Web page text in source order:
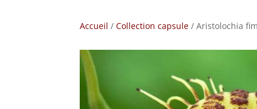
Accueil /Collection capsule / Aristolochia